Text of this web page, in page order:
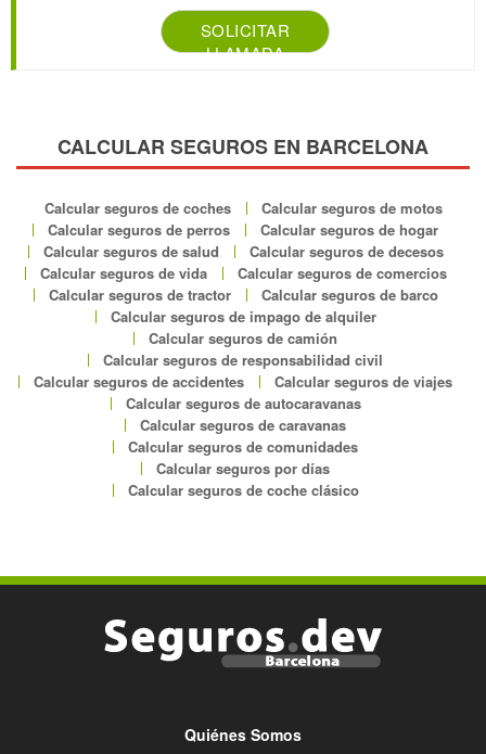
SOLICITAR
LLAMADA
CALCULAR SEGUROS EN BARCELONA
Calcular seguros de coches
Calcular seguros de motos
Calcular seguros de perros
Calcular seguros de hogar
Calcular seguros de salud
Calcular seguros de decesos
Calcular seguros de vida
Calcular seguros de comercios
Calcular seguros de tractor
Calcular seguros de barco
Calcular seguros de impago de alquiler
Calcular seguros de camión
Calcular seguros de responsabilidad civil
Calcular seguros de accidentes
Calcular seguros de viajes
Calcular seguros de autocaravanas
Calcular seguros de caravanas
Calcular seguros de comunidades
Calcular seguros por días
Calcular seguros de coche clásico
Quiénes Somos